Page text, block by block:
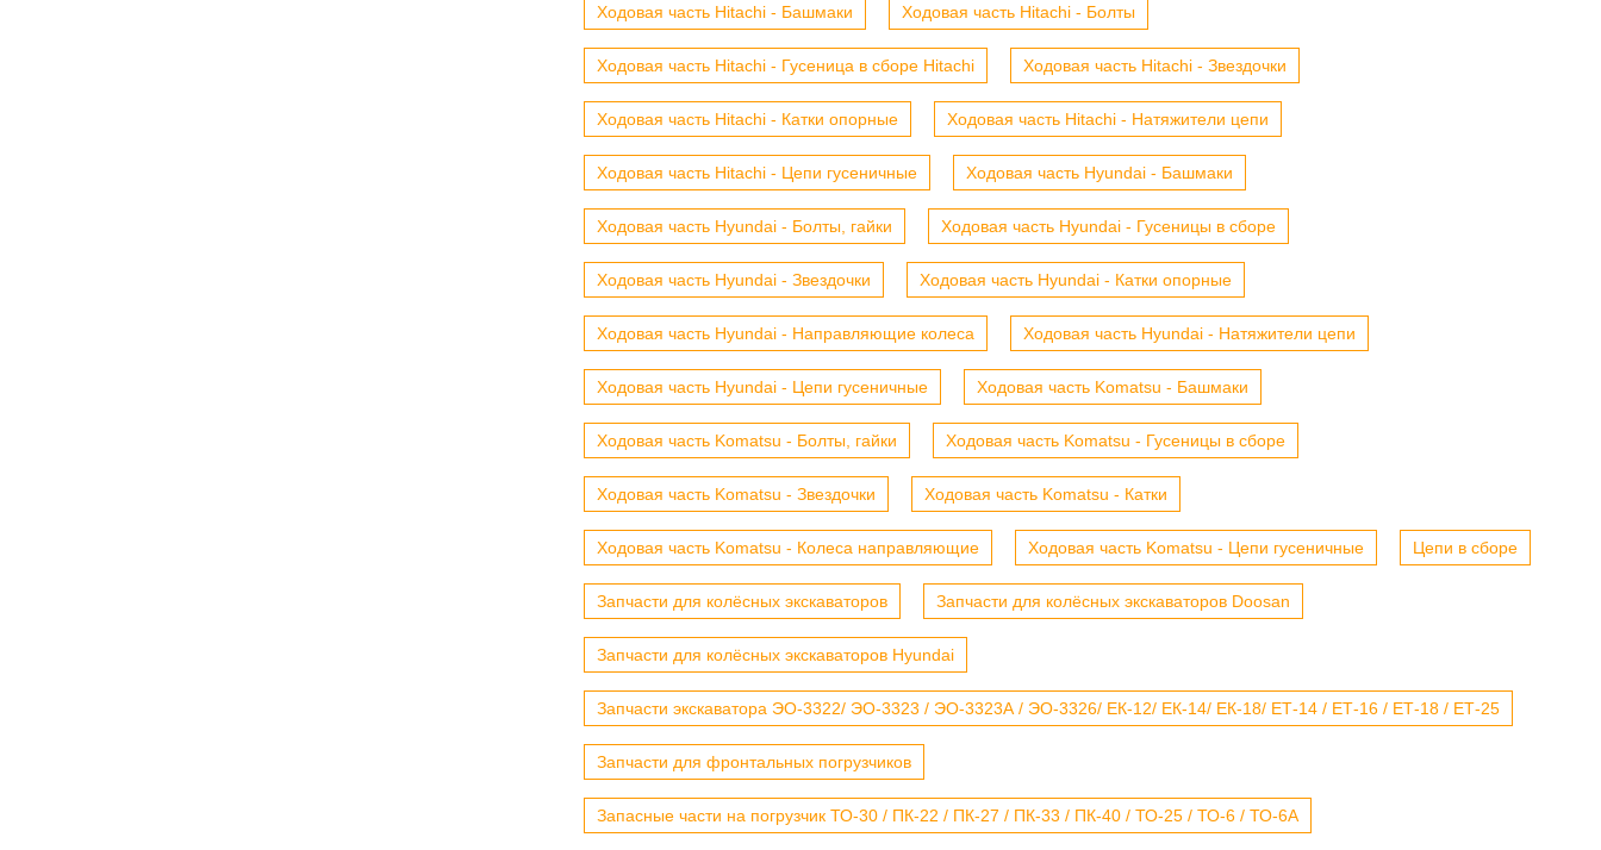
Ходовая часть Hitachi - Башмаки Ходовая часть Hitachi - Болты
Ходовая часть Hitachi - Гусеница в сборе Hitachi Ходовая часть Hitachi - Звездочки
Ходовая часть Hitachi - Катки опорные Ходовая часть Hitachi - Натяжители цепи
Ходовая часть Hitachi - Цепи гусеничные Ходовая часть Hyundai - Башмаки
Ходовая часть Hyundai - Болты, гайки Ходовая часть Hyundai - Гусеницы в сборе
Ходовая часть Hyundai - Звездочки Ходовая часть Hyundai - Катки опорные
Ходовая часть Hyundai - Направляющие колеса Ходовая часть Hyundai - Натяжители цепи
Ходовая часть Hyundai - Цепи гусеничные Ходовая часть Komatsu - Башмаки
Ходовая часть Komatsu - Болты, гайки Ходовая часть Komatsu - Гусеницы в сборе
Ходовая часть Komatsu - Звездочки Ходовая часть Komatsu - Катки
Ходовая часть Komatsu - Колеса направляющие Ходовая часть Komatsu - Цепи гусеничные Цепи в сборе
Запчасти для колёсных экскаваторов Запчасти для колёсных экскаваторов Doosan
Запчасти для колёсных экскаваторов Hyundai
Запчасти экскаватора ЭО-3322/ ЭО-3323 / ЭО-3323А / ЭО-3326/ ЕК-12/ ЕК-14/ ЕК-18/ ЕТ-14 / ЕТ-16 / ЕТ-18 / ЕТ-25
Запчасти для фронтальных погрузчиков
Запасные части на погрузчик ТО-30 / ПК-22 / ПК-27 / ПК-33 / ПК-40 / ТО-25 / ТО-6 / ТО-6А